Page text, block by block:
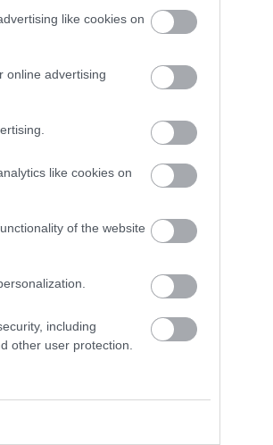
like cookies on
online advertising
like cookies on
of the website
including
other user protection.
IP